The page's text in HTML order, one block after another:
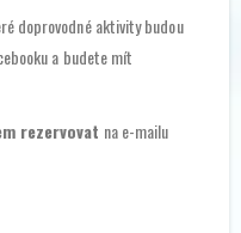
doprovodné aktivity budou
a budete mít
rezervovat na e-mailu